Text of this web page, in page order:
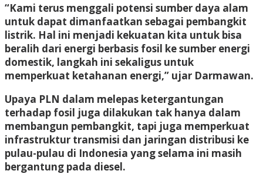
“Kami terus menggali potensi sumber daya alam
untuk dapat dimanfaatkan sebagai pembangkit
listrik. Hal ini menjadi kekuatan kita untuk bisa
beralih dari energi berbasis fosil ke sumber energi
domestik, langkah ini sekaligus untuk
memperkuat ketahanan energi,” ujar Darmawan.
Upaya PLN dalam melepas ketergantungan
terhadap fosil juga dilakukan tak hanya dalam
membangun pembangkit, tapi juga memperkuat
infrastruktur transmisi dan jaringan distribusi ke
pulau-pulau di Indonesia yang selama ini masih
bergantung pada diesel.